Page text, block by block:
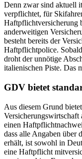
Denn zwar sind aktuell
verpflichtet, für
Haftpflichtversicherung
anderweitigen
besteht bereits der
Haftpflichtpolice.
droht der unnötige
italienischen Piste. Das
GDV bietet
Aus diesem Grund
Versicherungswirtschaft
einen
dass alle Angaben über
erhält, ist sowohl in
eine Haftpflicht